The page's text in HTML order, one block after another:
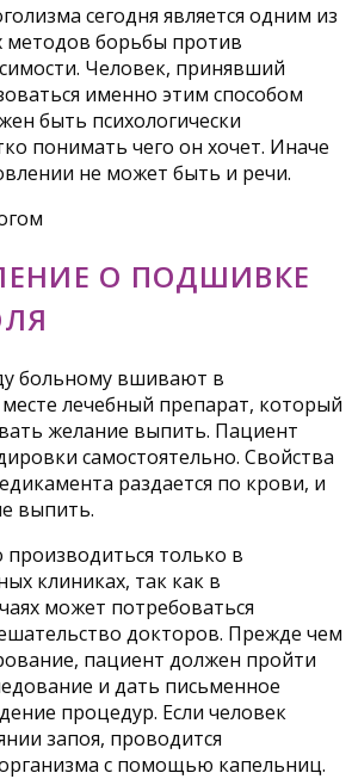
сегодня является одним из
методов борьбы против
Человек, принявший
именно этим способом
быть психологически
понимать чего он хочет. Иначе
не может быть и речи.
О ПОДШИВКЕ
больному вшивают в
лечебный препарат, который
желание выпить. Пациент
самостоятельно. Свойства
раздается по крови, и
выпить.
только в
клиниках, так как в
может потребоваться
докторов. Прежде чем
пациент должен пройти
и дать письменное
процедур. Если человек
запоя, проводится
с помощью капельниц.